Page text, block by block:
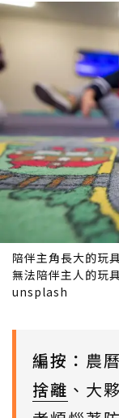
陪伴主角長大的玩
無法陪伴主人的玩
unsplash
編按： 農
捨離 、大